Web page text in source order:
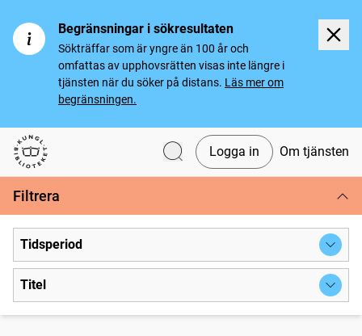
Begränsningar i sökresultaten
Sökträffar som är yngre än 100 år och
omfattas av upphovsrätten visas inte längre i
tjänsten när du söker på distans. Läs mer om
begränsningen.
Svenska tidningar
Logga in Om tjänsten
Filtrera
Tidsperiod
Titel